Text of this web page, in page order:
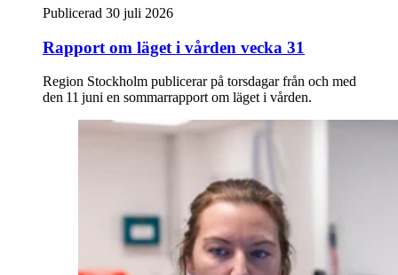
Publicerad 30 juli 2026
Rapport om läget i vården vecka 31
Region Stockholm publicerar på torsdagar från och med
den 11 juni en sommarrapport om läget i vården.